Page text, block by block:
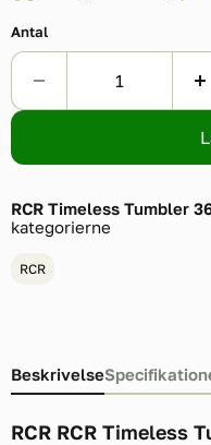
Antal
RCR Timeless Tumbler
kategorierne
RCR
Beskrivelse
RCR RCR Timeless